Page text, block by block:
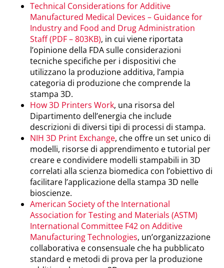
Technical Considerations for Additive
Manufactured Medical Devices – Guidance for
Industry and Food and Drug Administration
Staff (PDF – 803KB), in cui viene riportata
l’opinione della FDA sulle considerazioni
tecniche specifiche per i dispositivi che
utilizzano la produzione additiva, l’ampia
categoria di produzione che comprende la
stampa 3D.
How 3D Printers Work, una risorsa del
Dipartimento dell’energia che include
descrizioni di diversi tipi di processi di stampa.
NIH 3D Print Exchange, che offre un set unico di
modelli, risorse di apprendimento e tutorial per
creare e condividere modelli stampabili in 3D
correlati alla scienza biomedica con l’obiettivo di
facilitare l’applicazione della stampa 3D nelle
bioscienze.
American Society of the International
Association for Testing and Materials (ASTM)
International Committee F42 on Additive
Manufacturing Technologies, un’organizzazione
collaborativa e consensuale che ha pubblicato
standard e metodi di prova per la produzione